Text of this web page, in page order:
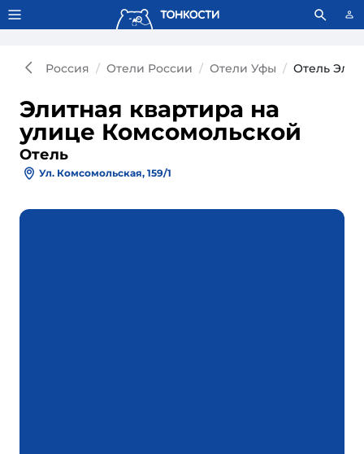
Тонкости используют сookie-файлы. Что это значит?
Россия Отели России Отели Уфы Отель
Элитная квартира на
улице Комсомольской
Отель
Ул. Комсомольская, 159/1